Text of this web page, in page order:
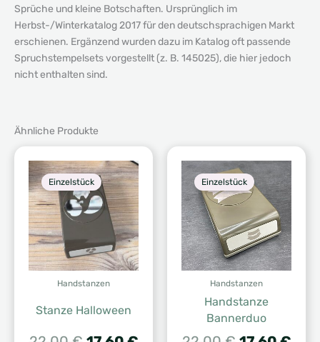
Sprüche und kleine Botschaften. Ursprünglich im
Herbst-/Winterkatalog 2017 für den deutschsprachigen Markt
erschienen. Ergänzend wurden dazu im Katalog oft passende
Spruchstempelsets vorgestellt (z. B. 145025), die hier jedoch
nicht enthalten sind.
Ähnliche Produkte
Einzelstück
Handstanzen
Stanze Halloween
Einzelstück
Handstanzen
Handstanze
Bannerduo